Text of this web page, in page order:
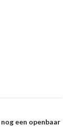
een openbaar